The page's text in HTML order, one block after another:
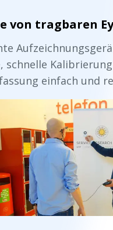
von tragbaren
schnelle
einfach und